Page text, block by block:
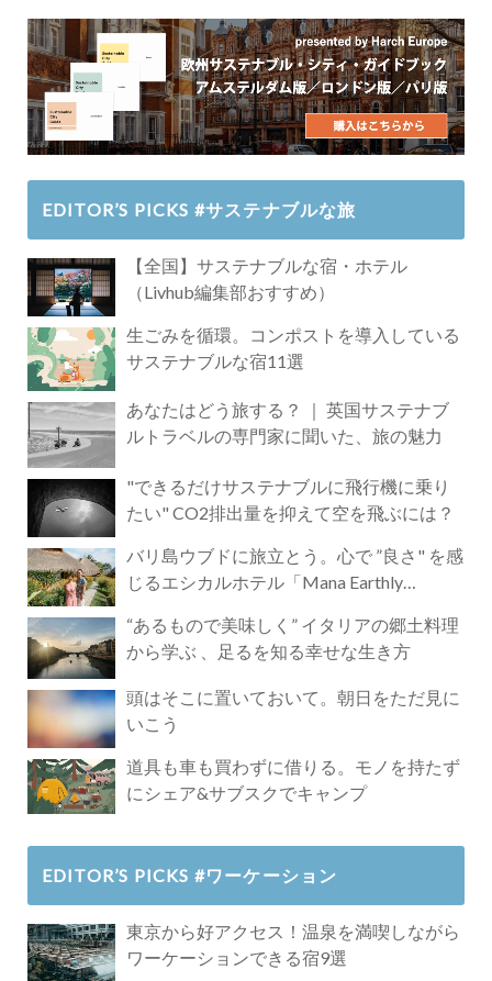
EDITOR’S PICKS #サステナブルな旅
【全国】サステナブルな宿・ホテル
（Livhub編集部おすすめ）
生ごみを循環。コンポストを導入している
サステナブルな宿11選
あなたはどう旅する？ ｜ 英国サステナブ
ルトラベルの専門家に聞いた、旅の魅力
"できるだけサステナブルに飛行機に乗り
たい" CO2排出量を抑えて空を飛ぶには？
バリ島ウブドに旅立とう。心で ”良さ" を感
じるエシカルホテル「Mana Earthly
“あるもので美味しく” イタリアの郷土料理
から学ぶ 、足るを知る幸せな生き方
頭はそこに置いておいて。朝日をただ見に
いこう
道具も車も買わずに借りる。モノを持たず
にシェア&サブスクでキャンプ
EDITOR’S PICKS #ワーケーション
東京から好アクセス！温泉を満喫しながら
ワーケーションできる宿9選